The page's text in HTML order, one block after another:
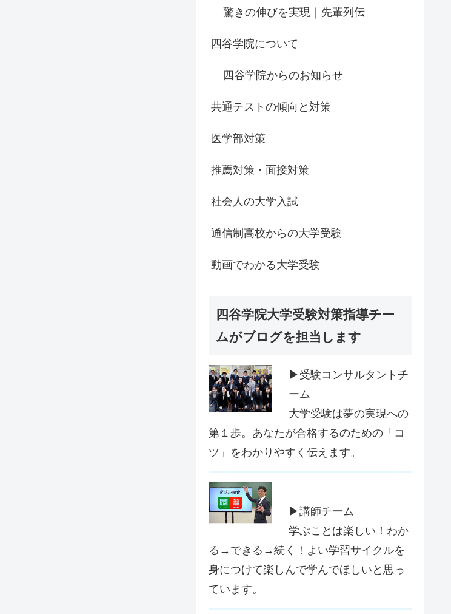
驚きの伸びを実現｜先輩列伝
四谷学院について
四谷学院からのお知らせ
共通テストの傾向と対策
医学部対策
推薦対策・面接対策
社会人の大学入試
通信制高校からの大学受験
動画でわかる大学受験
四谷学院大学受験対策指導チー
ムがブログを担当します
▶受験コンサルタントチ
ーム
大学受験は夢の実現への
第１歩。あなたが合格するのための「コ
ツ」をわかりやすく伝えます。
▶講師チーム
学ぶことは楽しい！わか
る→できる→続く！よい学習サイクルを
身につけて楽しんで学んでほしいと思っ
ています。